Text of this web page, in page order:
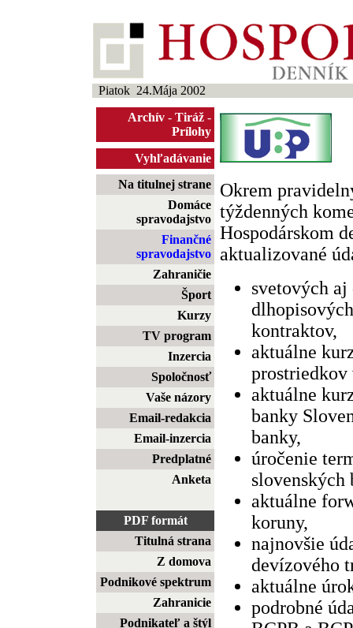
Piatok 24.Mája 2002
Archív - Tiráž -
Prílohy
Vyhľadávanie
Na titulnej strane
Domáce
spravodajstvo
Finančné
spravodajstvo
Zahraničie
Šport
Kurzy
TV program
Inzercia
Spoločnosť
Vaše názory
Email-redakcia
Email-inzercia
Predplatné
Anketa
PDF formát
Titulná strana
Z domova
Podnikové spektrum
Zahranicie
Podnikateľ a štýl
Okrem
týždenných
Hospodárskom
aktualizované
svetových
kontraktov,
aktuálne
prostriedkov
aktuálne
banky
banky,
úročenie
slovenských
aktuálne
koruny,
najnovšie
devízového
aktuálne
podrobné